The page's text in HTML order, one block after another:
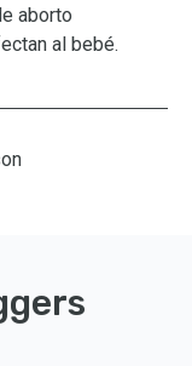
aborto
al bebé.